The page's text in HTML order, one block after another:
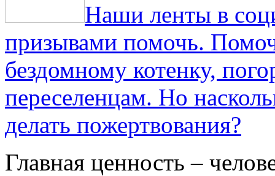
Наши ленты в
призывами помочь.
бездомному котенку,
переселенцам. Но
делать пожертвования?
Главная ценность –